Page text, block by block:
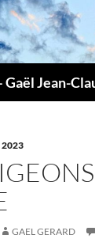
2023
GAEL GERARD